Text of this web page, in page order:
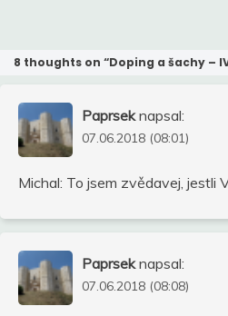
8 thoughts on “Doping a šachy –
Paprsek napsal:
07.06.2018 (08:01)
Michal: To jsem zvědavej, jestli
Paprsek napsal:
07.06.2018 (08:08)